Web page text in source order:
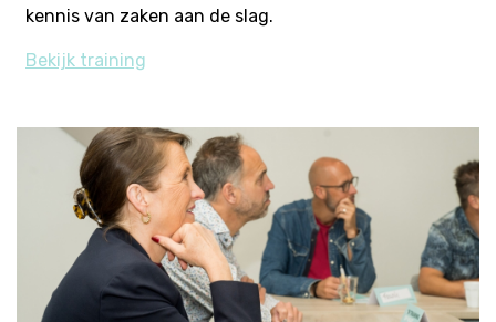
kennis van zaken aan de slag.
Bekijk training